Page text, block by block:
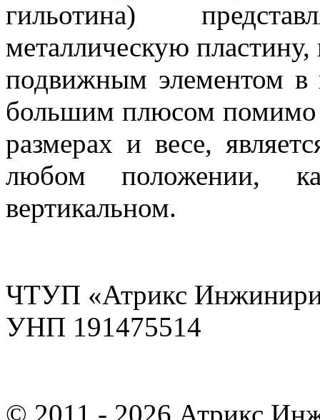
гильотина)
металлическую пластину,
подвижным элементом
большим плюсом помимо
размерах и весе,
любом положении,
вертикальном.
ЧТУП «Атрикс
УНП 191475514
© 2011 - 2026 Атрикс